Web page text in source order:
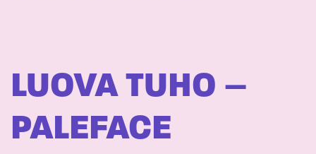
LUOVA TUHO –
PALEFACE